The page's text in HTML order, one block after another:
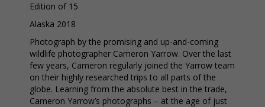
Edition of 15
Alaska 2018
Photograph by the promising and up-and-coming
wildlife photographer Cameron Yarrow. Over the last
few years, Cameron regularly joined the Yarrow team
on their highly researched trips to all parts of the
globe. Learning from the absolute best in the trade,
Cameron Yarrow’s photographs – at the age of just